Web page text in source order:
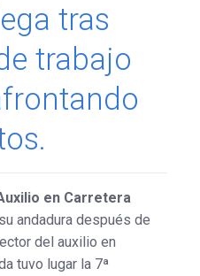
tras
trabajo
en Carretera
andadura después de
del auxilio en
tuvo lugar la 7ª